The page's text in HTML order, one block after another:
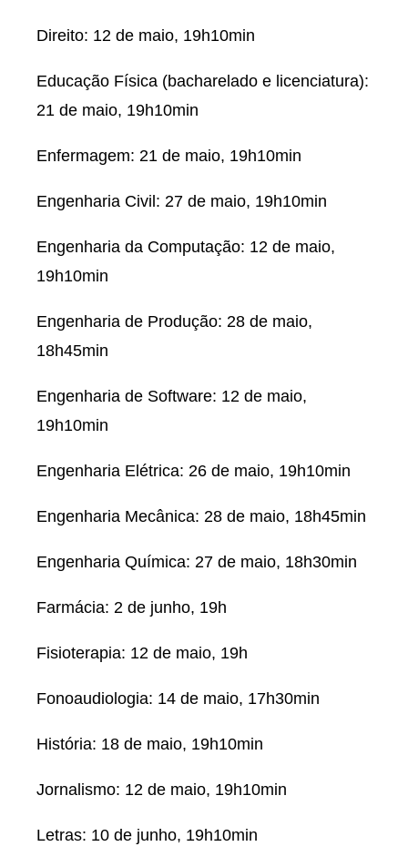
Direito: 12 de maio, 19h10min
Educação Física (bacharelado e licenciatura):
21 de maio, 19h10min
Enfermagem: 21 de maio, 19h10min
Engenharia Civil: 27 de maio, 19h10min
Engenharia da Computação: 12 de maio,
19h10min
Engenharia de Produção: 28 de maio,
18h45min
Engenharia de Software: 12 de maio,
19h10min
Engenharia Elétrica: 26 de maio, 19h10min
Engenharia Mecânica: 28 de maio, 18h45min
Engenharia Química: 27 de maio, 18h30min
Farmácia: 2 de junho, 19h
Fisioterapia: 12 de maio, 19h
Fonoaudiologia: 14 de maio, 17h30min
História: 18 de maio, 19h10min
Jornalismo: 12 de maio, 19h10min
Letras: 10 de junho, 19h10min